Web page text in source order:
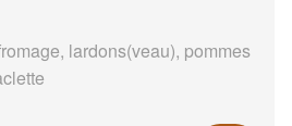
lardons(veau), pommes